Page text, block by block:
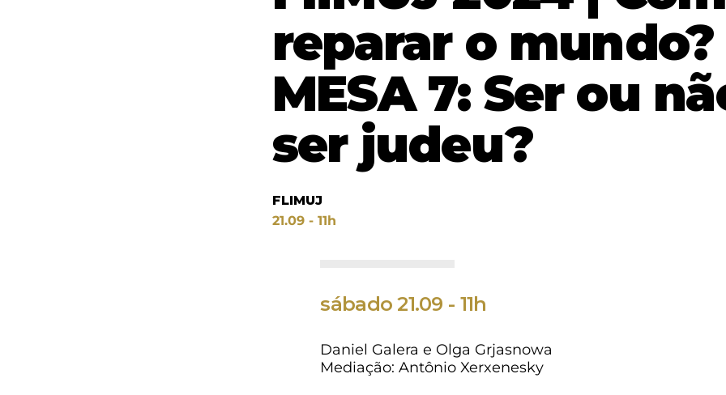
reparar o mundo?
MESA 7: Ser ou
ser judeu?
FLIMUJ
21.09 - 11h
sábado 21.09 - 11h
Daniel Galera e Olga Grjasnowa
Mediação: Antônio Xerxenesky